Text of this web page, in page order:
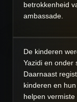
betrokkenheid
ambassade.
De kinderen
Yazidi en onder
Daarnaast
kinderen en
helpen vermiste